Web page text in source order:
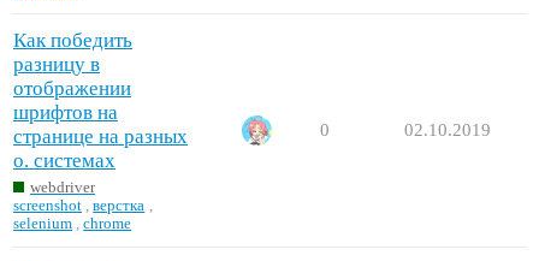
Как победить
разницу в
отображении
шрифтов на
странице на разных
о. системах
webdriver
screenshot ,верстка
selenium ,chrome
0 02.10.2019